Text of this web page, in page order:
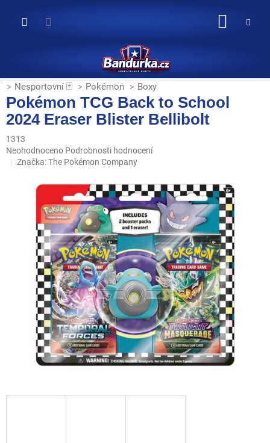
obsah
Nesportovní 🃏 Pokémon Boxy
Pokémon TCG Back to School
2024 Eraser Blister Bellibolt
1313
Průměrné
hodnocení
hvězdiček.
Neohodnoceno Podrobnosti hodnocení
Značka:The Pokémon Company